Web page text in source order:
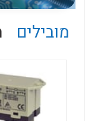
לכל מוצרי
מובילים